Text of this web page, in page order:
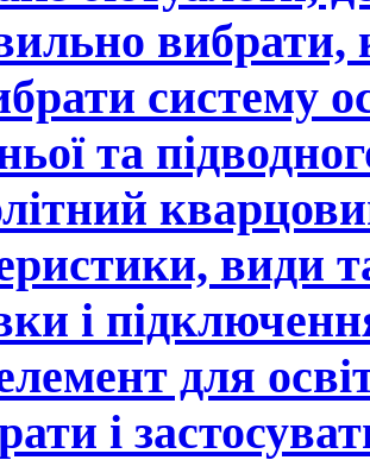
вибрати,
систему
та
види
і
для
і